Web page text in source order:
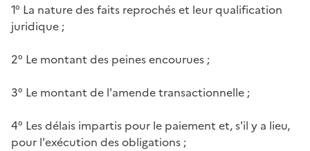
1° La nature des faits reprochés et leur qualification
juridique ;
2° Le montant des peines encourues ;
3° Le montant de l'amende transactionnelle ;
4° Les délais impartis pour le paiement et, s'il y a lieu,
pour l'exécution des obligations ;